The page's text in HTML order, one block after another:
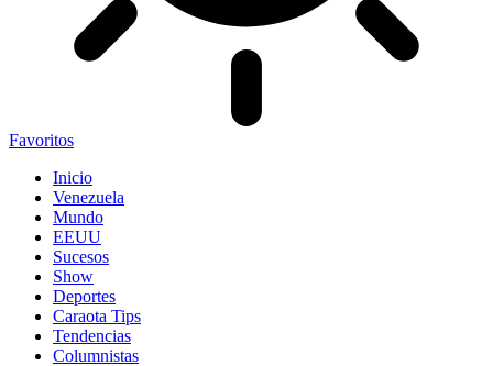
Favoritos
Inicio
Venezuela
Mundo
EEUU
Sucesos
Show
Deportes
Caraota Tips
Tendencias
Columnistas